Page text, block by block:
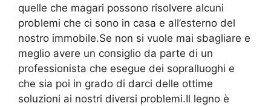
quelle che magari possono risolvere alcuni
problemi che ci sono in casa e all’esterno del
nostro immobile.Se non si vuole mai sbagliare e
meglio avere un consiglio da parte di un
professionista che esegue dei sopralluoghi e
che sia poi in grado di darci delle ottime
soluzioni ai nostri diversi problemi.Il legno è